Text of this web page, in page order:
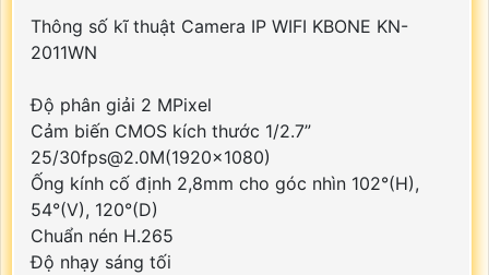
Thông số kĩ thuật Camera IP WIFI KBONE KN-
2011WN
Độ phân giải 2 MPixel
Cảm biến CMOS kích thước 1/2.7”
25/30fps@2.0M(1920×1080)
Ống kính cố định 2,8mm cho góc nhìn 102°(H),
54°(V), 120°(D)
Chuẩn nén H.265
Độ nhạy sáng tối